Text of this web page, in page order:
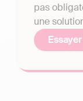
pas
une